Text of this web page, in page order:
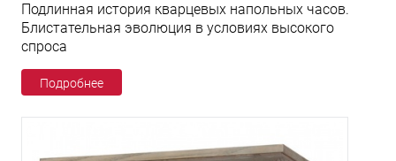
Подлинная история кварцевых напольных часов.
Блистательная эволюция в условиях высокого
спроса
Подробнее